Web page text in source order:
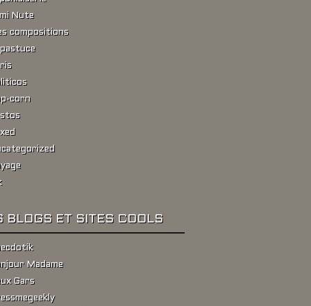
Nute
compositions
corn
BLOGS ET SITES COOLS
Madame
Gars